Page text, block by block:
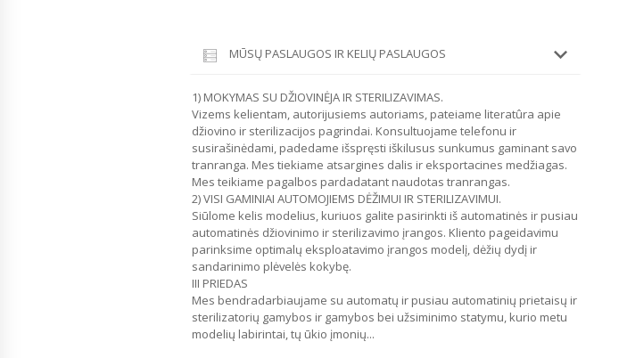
MŪSŲ PASLAUGOS IR KELIŲ PASLAUGOS
1) MOKYMAS SU DŽIOVINĖJA IR STERILIZAVIMAS.
Vizems kelientam, autorijusiems autoriams, pateiame literatûra apie
džiovino ir sterilizacijos pagrindai. Konsultuojame telefonu ir
susirašinėdami, padedame išspręsti iškilusus sunkumus gaminant savo
tranranga. Mes tiekiame atsargines dalis ir eksportacines medžiagas.
Mes teikiame pagalbos pardadatant naudotas tranrangas.
2) VISI GAMINIAI AUTOMOJIEMS DĖŽIMUI IR STERILIZAVIMUI.
Siūlome kelis modelius, kuriuos galite pasirinkti iš automatinės ir pusiau
automatinės džiovinimo ir sterilizavimo įrangos. Kliento pageidavimu
parinksime optimalų eksploatavimo įrangos modelį, dėžių dydį ir
sandarinimo plėvelės kokybę.
III PRIEDAS
Mes bendradarbiaujame su automatų ir pusiau automatinių prietaisų ir
sterilizatorių gamybos ir gamybos bei užsiminimo statymu, kurio metu
modelių labirintai, tų ūkio įmonių...